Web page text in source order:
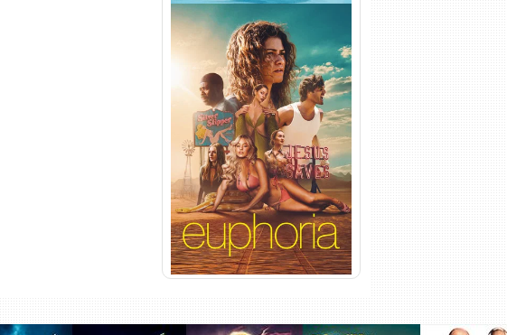
Euphoria 3ª Temporada
Torrent (2026) WEB-DL 1080p
Dual Áudio